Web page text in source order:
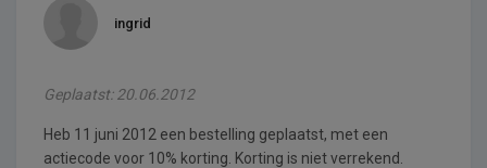
ingrid
Geplaatst: 20.06.2012
Heb 11 juni 2012 een bestelling geplaatst, met een
actiecode voor 10% korting. Korting is niet verrekend.